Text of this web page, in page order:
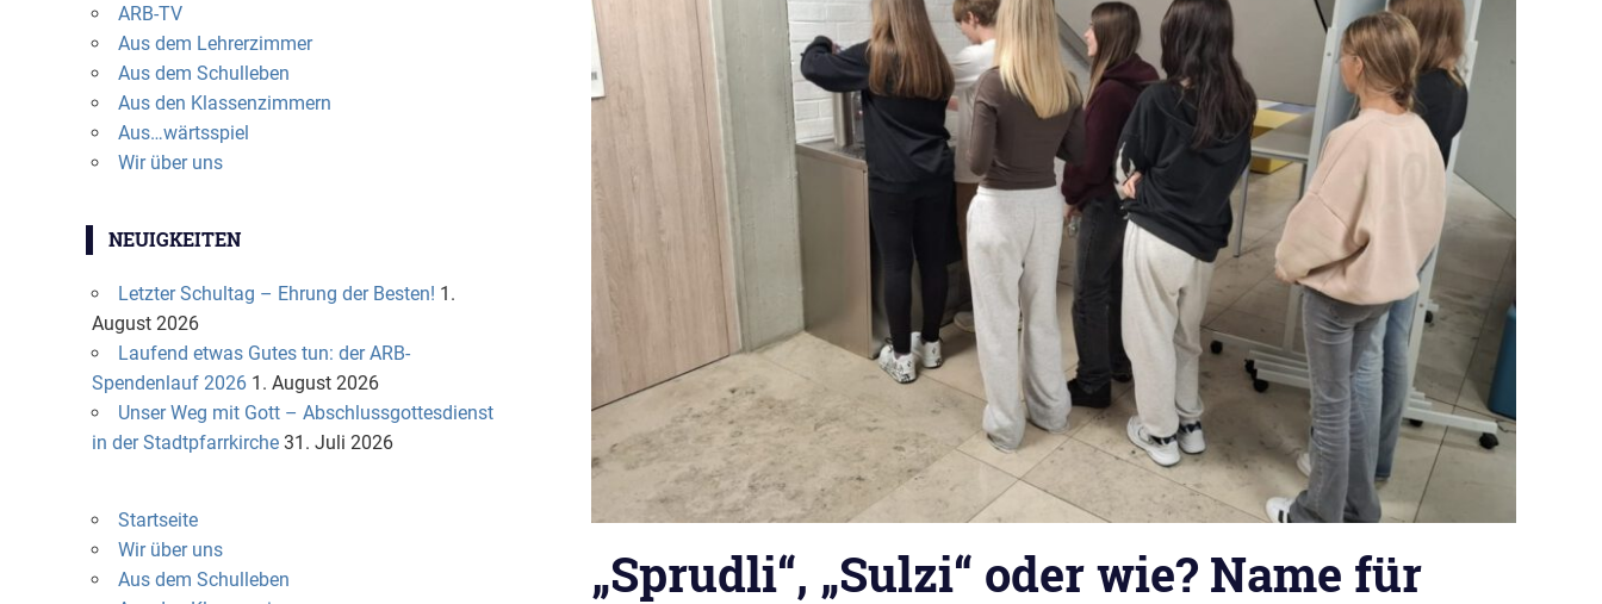
„Sprudli“, „Sulzi“ oder wie? Name für
ARB-TV
Aus dem Lehrerzimmer
Aus dem Schulleben
Aus den Klassenzimmern
Aus…wärtsspiel
Wir über uns
NEUIGKEITEN
Letzter Schultag – Ehrung der Besten! 1.
August 2026
Laufend etwas Gutes tun: der ARB-
Spendenlauf 2026 1. August 2026
Unser Weg mit Gott – Abschlussgottesdienst
in der Stadtpfarrkirche 31. Juli 2026
Startseite
Wir über uns
Aus dem Schulleben